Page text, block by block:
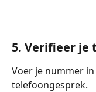
5. Verifieer je
Voer je nummer
telefoongesprek.